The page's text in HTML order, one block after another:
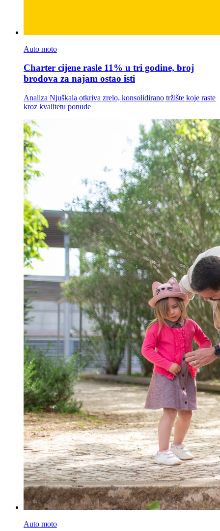
Auto moto
Charter cijene rasle 11% u tri godine, broj
brodova za najam ostao isti
Analiza Njuškala otkriva zrelo, konsolidirano tržište koje raste
kroz kvalitetu ponude
Auto moto